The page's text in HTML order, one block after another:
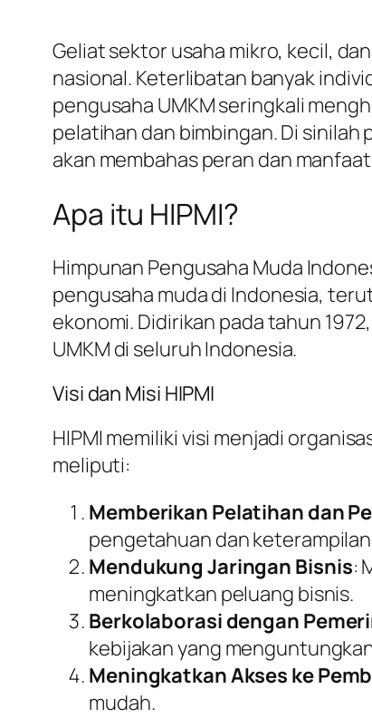
Geliat sektor usaha mikro, kecil,
nasional. Keterlibatan banyak
pengusaha UMKM seringkali
pelatihan dan bimbingan. Di sinilah
akan membahas peran dan
Apa itu HIPMI?
Himpunan Pengusaha Muda
pengusaha muda di Indonesia,
ekonomi. Didirikan pada tahun
UMKM di seluruh Indonesia.
Visi dan Misi HIPMI
HIPMI memiliki visi menjadi
meliputi:
Memberikan Pelatihan dan
pengetahuan dan
Mendukung Jaringan Bisnis:
meningkatkan peluang bisnis.
Berkolaborasi dengan
kebijakan yang
Meningkatkan Akses ke
mudah.